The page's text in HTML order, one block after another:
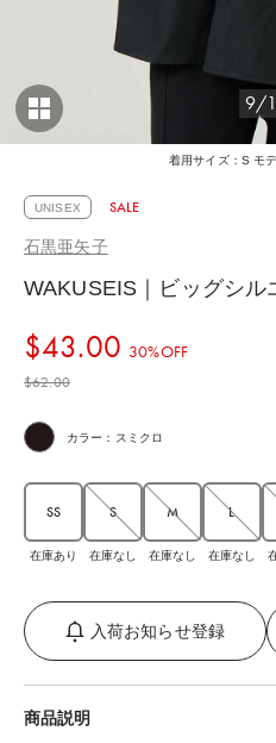
着用サイズ：S モ
9/
UNISEX SALE
石黒亜矢子
WAKUSEIS｜ビッグシル
$‌43.00 30%OFF
$‌62.00
カラー：スミクロ
SS
在庫あり
S
在庫なし
M
在庫なし
L
在庫なし
入荷お知らせ登録
商品説明